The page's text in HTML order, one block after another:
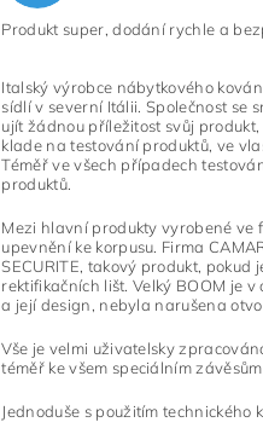
Produkt super, dodání rychle a
Italský výrobce nábytkového
sídlí v severní Itálii. Společnost se
ujít žádnou příležitost svůj
klade na testování produktů, ve
Téměř ve všech případech
produktů.
Mezi hlavní produkty vyrobené ve
upevnění ke korpusu. Firma
SECURITE, takový produkt,
rektifikačních lišt. Velký BOOM je
a její design, nebyla narušena
Vše je velmi uživatelsky
téměř ke všem speciálním závěsům.
Jednoduše s použitím technického